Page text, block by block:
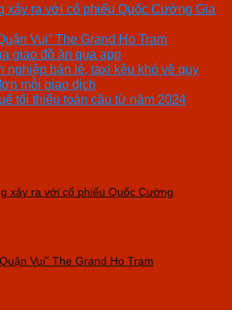
xảy ra với cổ phiếu Quốc Cường Gia
Vui” The Grand Ho Tram
giao đồ ăn qua app
bán lẻ, taxi kêu khó về quy
mỗi giao dịch
tối thiểu toàn cầu từ năm 2024
xảy ra với cổ phiếu Quốc Cường
Vui” The Grand Ho Tram